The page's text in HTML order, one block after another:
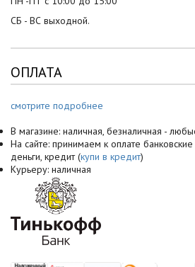
СБ - ВС выходной.
ОПЛАТА
смотрите подробнее
В магазине: наличная, безналичная -
На сайте: принимаем к оплате
деньги, кредит (купи в кредит)
Курьеру: наличная